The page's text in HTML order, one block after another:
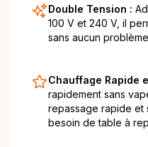
Double Tension :
100 V et 240 V, il
sans aucun
Chauffage Rapide
rapidement sans
repassage rapide et
besoin de table à